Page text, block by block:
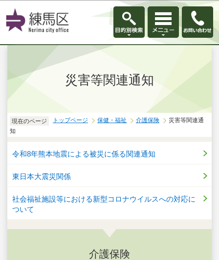
このページの本文へ移動
災害等関連通知
現在のページ トップページ 保健・福祉 介護保険
災害等関連通
知
令和8年熊本地震による被災に係る関連通知
東日本大震災関係
社会福祉施設等における新型コロナウイルスへの対応に
ついて
介護保険